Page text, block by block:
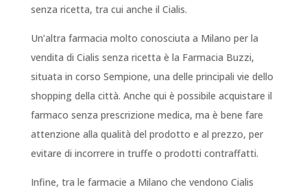
senza ricetta, tra cui anche il Cialis.
Un’altra farmacia molto conosciuta a Milano per la
vendita di Cialis senza ricetta è la Farmacia Buzzi,
situata in corso Sempione, una delle principali vie dello
shopping della città. Anche qui è possibile acquistare il
farmaco senza prescrizione medica, ma è bene fare
attenzione alla qualità del prodotto e al prezzo, per
evitare di incorrere in truffe o prodotti contraffatti.
Infine, tra le farmacie a Milano che vendono Cialis